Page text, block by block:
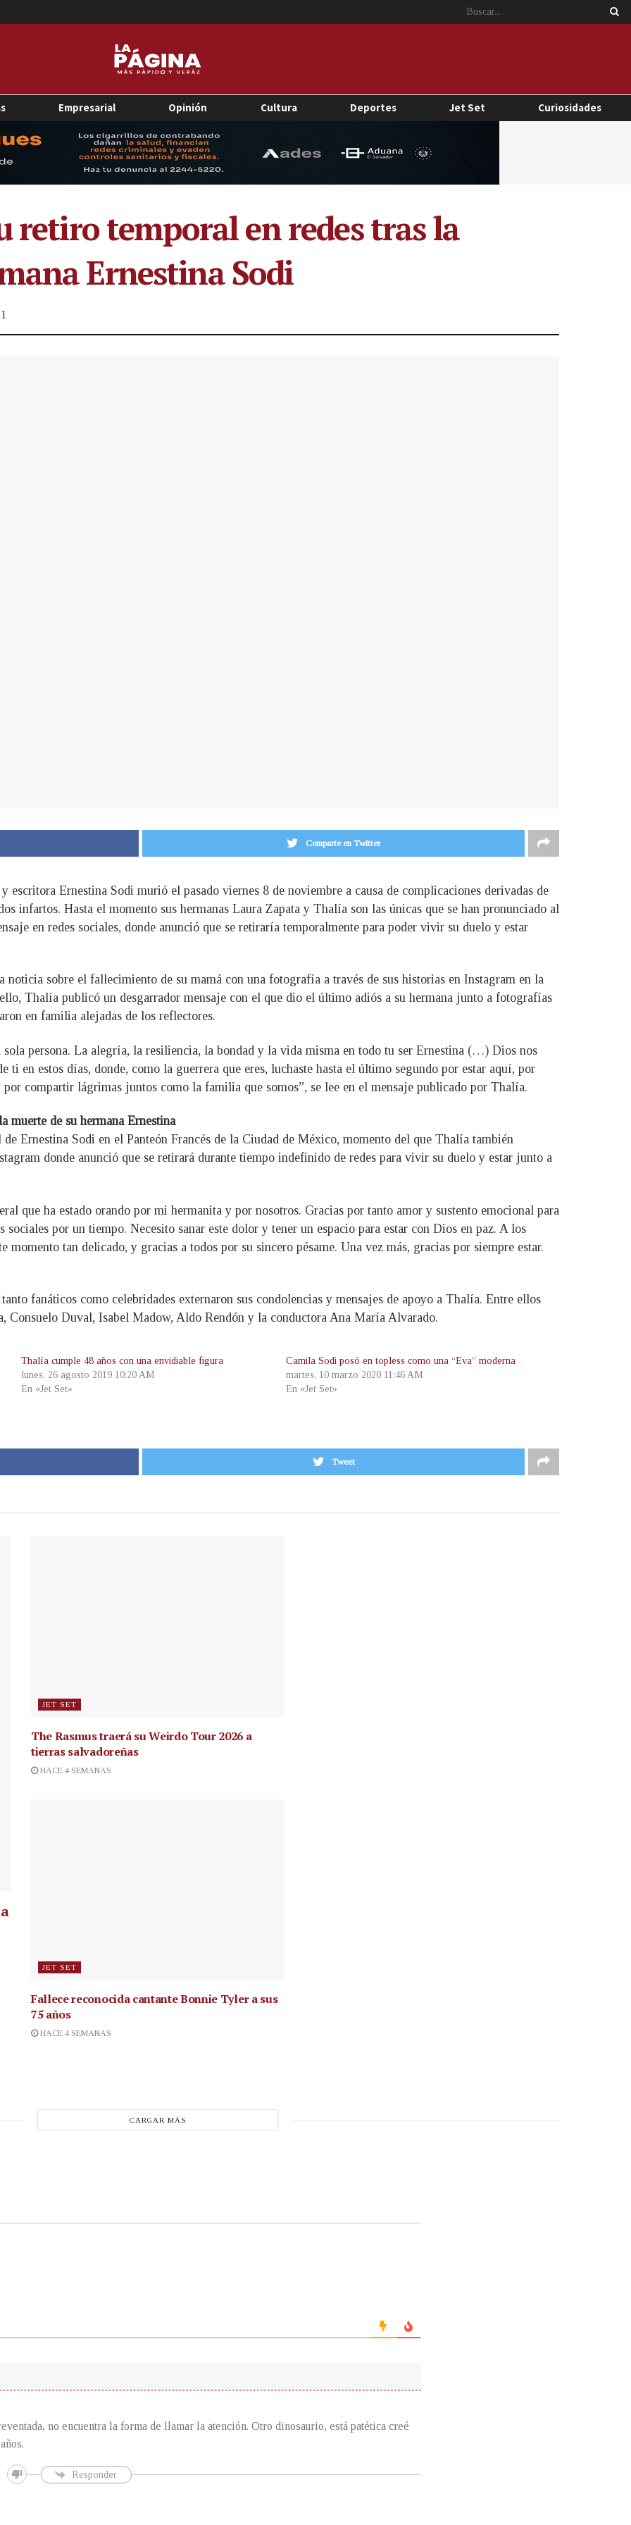
Empresarial Opinión Cultura Deportes Jet Set Curiosidades
retiro temporal en redes tras la
Ernestina Sodi
1
Comparte en Twitter
escritora Ernestina Sodi murió el pasado viernes 8 de noviembre a causa de complicaciones derivadas de
infartos. Hasta el momento sus hermanas Laura Zapata y Thalía son las únicas que se han pronunciado al
en redes sociales, donde anunció que se retiraría temporalmente para poder vivir su duelo y estar
sobre el fallecimiento de su mamá con una fotografía a través de sus historias en Instagram en la
Thalía publicó un desgarrador mensaje con el que dio el último adiós a su hermana junto a fotografías
en familia alejadas de los reflectores.
persona. La alegría, la resiliencia, la bondad y la vida misma en todo tu ser Ernestina (…) Dios nos
ti en estos días, donde, como la guerrera que eres, luchaste hasta el último segundo por estar aquí, por
compartir lágrimas juntos como la familia que somos”, se lee en el mensaje publicado por Thalía.
muerte de su hermana Ernestina
Ernestina Sodi en el Panteón Francés de la Ciudad de México, momento del que Thalía también
donde anunció que se retirará durante tiempo indefinido de redes para vivir su duelo y estar junto a
que ha estado orando por mi hermanita y por nosotros. Gracias por tanto amor y sustento emocional para
por un tiempo. Necesito sanar este dolor y tener un espacio para estar con Dios en paz. A los
momento tan delicado, y gracias a todos por su sincero pésame. Una vez más, gracias por siempre estar.
fanáticos como celebridades externaron sus condolencias y mensajes de apoyo a Thalía. Entre ellos
Consuelo Duval, Isabel Madow, Aldo Rendón y la conductora Ana María Alvarado.
Thalía cumple 48 años con una envidiable figura
lunes, 26 agosto 2019 10:20 AM
En «Jet Set»
Camila Sodi posó en topless como una “Eva” moderna
martes, 10 marzo 2020 11:46 AM
En «Jet Set»
Tweet
JET SET
The Rasmus traerá su Weirdo Tour 2026 a
tierras salvadoreñas
HACE 4 SEMANAS
JET SET
Fallece reconocida cantanteBonnie Tyler a sus
75 años
HACE 4 SEMANAS
CARGAR MÁS
no encuentra la forma de llamar la atención. Otro dinosaurio, está patética creé
Responder